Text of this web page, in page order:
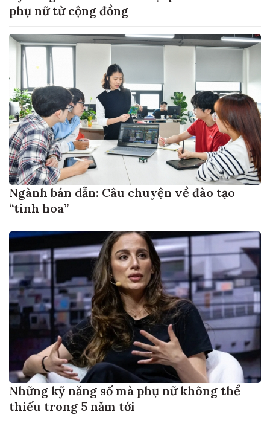
phụ nữ từ cộng đồng
Ngành bán dẫn: Câu chuyện về đào tạo
“tinh hoa”
Những kỹ năng số mà phụ nữ không thể
thiếu trong 5 năm tới